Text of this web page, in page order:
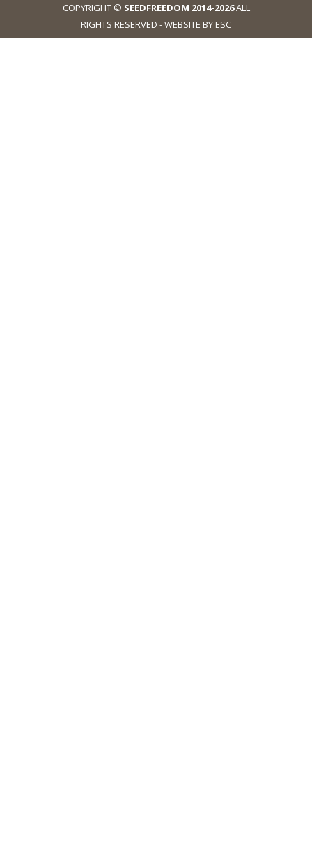
COPYRIGHT © SEEDFREEDOM 2014-2026ALL
RIGHTS RESERVED - WEBSITE BY ESC